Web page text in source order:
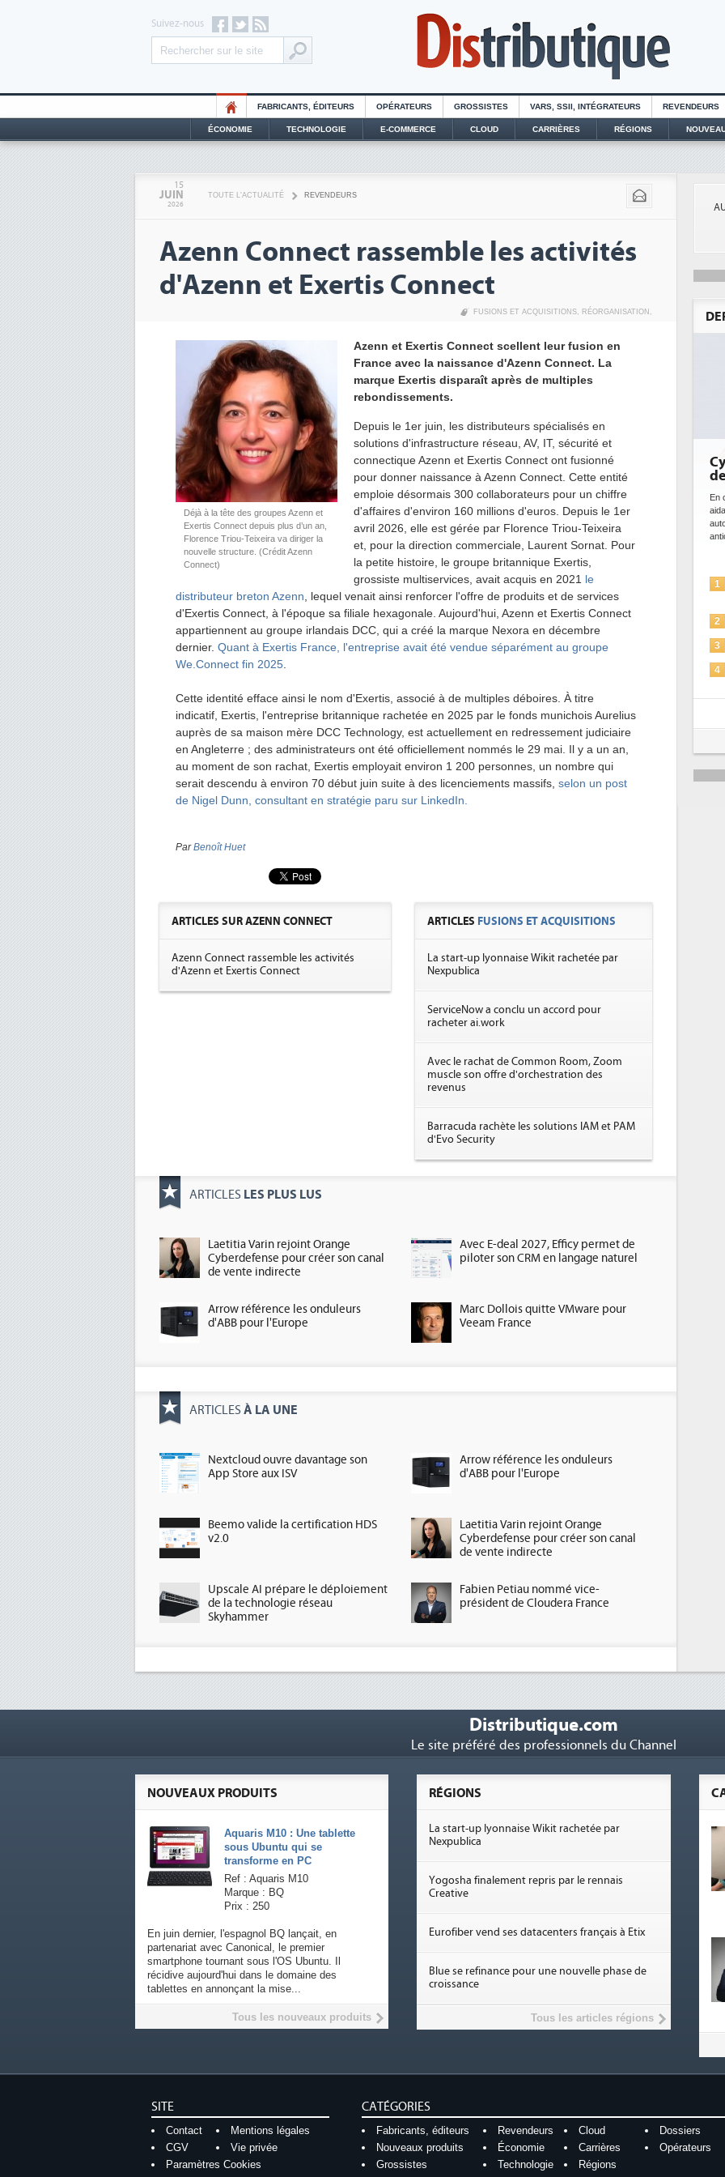
Suivez-nous
FABRICANTS, ÉDITEURS OPÉRATEURS GROSSISTES VARS, SSII, INTÉGRATEURS REVENDEURS
ÉCONOMIE TECHNOLOGIE E-COMMERCE CLOUD CARRIÈRES RÉGIONS
15
JUIN
2026
TOUTE L'ACTUALITÉ REVENDEURS
Azenn Connect rassemble les activités
d'Azenn et Exertis Connect
FUSIONS ET ACQUISITIONS, RÉORGANISATION ,
Déjà à la tête des groupes Azenn et
Exertis Connect depuis plus d’un an,
Florence Triou-Teixeira va diriger la
nouvelle structure. (Crédit Azenn
Connect)
Azenn et Exertis Connect scellent leur fusion en
France avec la naissance d'Azenn Connect. La
marque Exertis disparaît après de multiples
rebondissements.
Depuis le 1er juin, les distributeurs spécialisés en
solutions d'infrastructure réseau, AV, IT, sécurité et
connectique Azenn et Exertis Connect ont fusionné
pour donner naissance à Azenn Connect. Cette entité
emploie désormais 300 collaborateurs pour un chiffre
d'affaires d'environ 160 millions d'euros. Depuis le 1er
avril 2026, elle est gérée par Florence Triou-Teixeira
et, pour la direction commerciale, Laurent Sornat. Pour
la petite histoire, le groupe britannique Exertis,
grossiste multiservices, avait acquis en 2021 le
distributeur breton Azenn , lequel venait ainsi renforcer l'offre de produits et de services
d'Exertis Connect, à l'époque sa filiale hexagonale. Aujourd'hui, Azenn et Exertis Connect
appartiennent au groupe irlandais DCC, qui a créé la marque Nexora en décembre
dernier. Quant à Exertis France, l'entreprise avait été vendue séparément au groupe
We.Connect fin 2025
Cette identité efface ainsi le nom d'Exertis, associé à de multiples déboires. À titre
indicatif, Exertis, l'entreprise britannique rachetée en 2025 par le fonds munichois Aurelius
auprès de sa maison mère DCC Technology, est actuellement en redressement judiciaire
en Angleterre ; des administrateurs ont été officiellement nommés le 29 mai. Il y a un an,
au moment de son rachat, Exertis employait environ 1 200 personnes, un nombre qui
serait descendu à environ 70 début juin suite à des licenciements massifs, selon un post
de Nigel Dunn, consultant en stratégie paru sur LinkedIn.
ParBenoît Huet
ARTICLES SUR AZENN CONNECT
Azenn Connect rassemble les activités
d'Azenn et Exertis Connect
ARTICLES FUSIONS ET ACQUISITIONS
La start-up lyonnaise Wikit rachetée par
Nexpublica
ServiceNow a conclu un accord pour
racheter ai.work
Avec le rachat de Common Room, Zoom
muscle son offre d'orchestration des
revenus
Barracuda rachète les solutions IAM et PAM
d'Evo Security
ARTICLES LES PLUS LUS
Laetitia Varin rejoint Orange
Cyberdefense pour créer son canal
de vente indirecte
Avec E-deal 2027, Efficy permet de
piloter son CRM en langage naturel
Arrow référence les onduleurs
d'ABB pour l'Europe
Marc Dollois quitte VMware pour
Veeam France
ARTICLES À LA UNE
Nextcloud ouvre davantage son
App Store aux ISV
Arrow référence les onduleurs
d'ABB pour l'Europe
Beemo valide la certification HDS
v2.0
Laetitia Varin rejoint Orange
Cyberdefense pour créer son canal
de vente indirecte
Upscale AI prépare le déploiement
de la technologie réseau
Skyhammer
Fabien Petiau nommé vice-
président de Cloudera France
En
1
2
3
4
Distributique.com
Le site préféré des professionnels du Channel
NOUVEAUX PRODUITS
Aquaris M10 : Une tablette
sous Ubuntu qui se
transforme en PC
Ref : Aquaris M10
Marque : BQ
Prix : 250
En juin dernier, l'espagnol BQ lançait, en
partenariat avec Canonical, le premier
smartphone tournant sous l'OS Ubuntu. Il
récidive aujourd'hui dans le domaine des
tablettes en annonçant la mise...
Tous les nouveaux produits
RÉGIONS
La start-up lyonnaise Wikit rachetée par
Nexpublica
Yogosha finalement repris par le rennais
Creative
Eurofiber vend ses datacenters français à Etix
Blue se refinance pour une nouvelle phase de
croissance
Tous les articles régions
SITE
Contact
Mentions légales
CGV
Vie privée
Paramètres Cookies
CATÉGORIES
Fabricants, éditeurs Revendeurs Cloud
Dossiers
Nouveaux produits
Économie Carrières
Opérateurs
Grossistes
Technologie
Régions